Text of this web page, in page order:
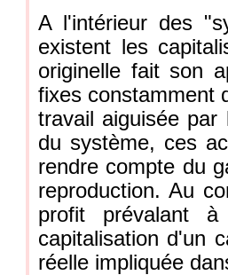
A l'intérieur des
existent les
originelle fait son
fixes constamment
travail aiguisée par
du système, ces
rendre compte du
reproduction. Au
profit prévalant
capitalisation d'un
réelle impliquée